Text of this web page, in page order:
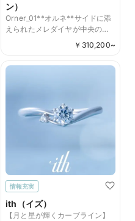
ン）
Orner_01**オルネ**サイドに添
えられたメレダイヤが中央のダ
イヤモンドの存在感をより華や
￥ 310,200~
情報充実
ith（イズ）
【月と星が輝くカーブライン】